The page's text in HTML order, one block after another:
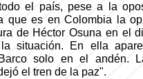
el país, pese a la
que es en Colombia la
de Héctor Osuna en el
situación. En ella
solo en el andén.
el tren de la paz".